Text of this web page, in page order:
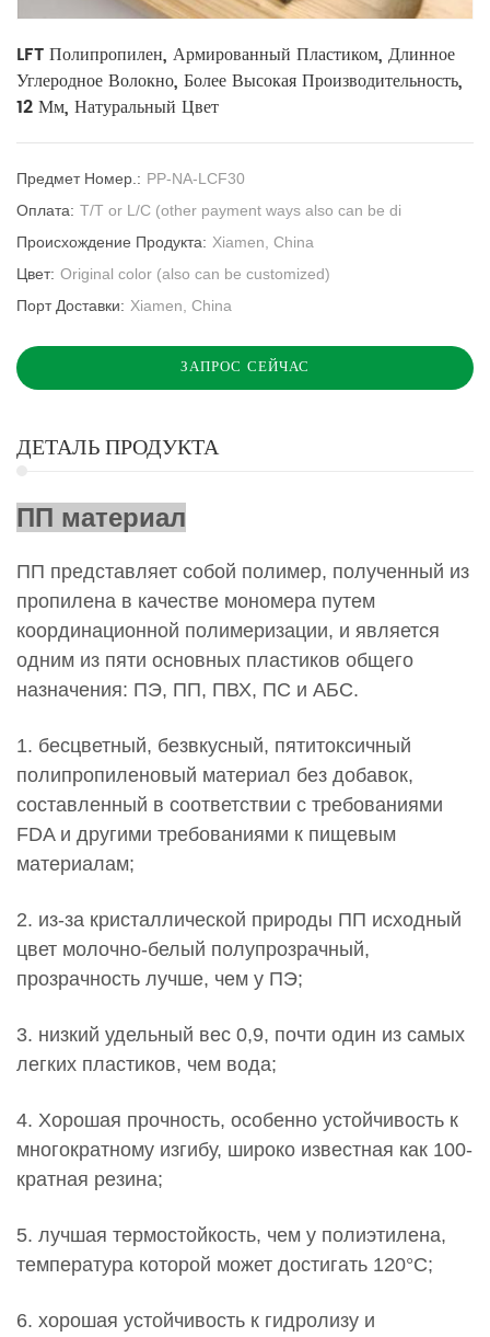
LFT Полипропилен, Армированный Пластиком, Длинное
Углеродное Волокно, Более Высокая Производительность,
12 Мм, Натуральный Цвет
Предмет Номер.: PP-NA-LCF30
Оплата: T/T or L/C (other payment ways also can be di
Происхождение Продукта: Xiamen, China
Цвет: Original color (also can be customized)
Порт Доставки: Xiamen, China
ЗАПРОС СЕЙЧАС
ДЕТАЛЬ ПРОДУКТА
ПП материал
ПП представляет собой полимер, полученный из
пропилена в качестве мономера путем
координационной полимеризации, и является
одним из пяти основных пластиков общего
назначения: ПЭ, ПП, ПВХ, ПС и АБС.
1. бесцветный, безвкусный, пятитоксичный
полипропиленовый материал без добавок,
составленный в соответствии с требованиями
FDA и другими требованиями к пищевым
материалам;
2. из-за кристаллической природы ПП исходный
цвет молочно-белый полупрозрачный,
прозрачность лучше, чем у ПЭ;
3. низкий удельный вес 0,9, почти один из самых
легких пластиков, чем вода;
4. Хорошая прочность, особенно устойчивость к
многократному изгибу, широко известная как 100-
кратная резина;
5. лучшая термостойкость, чем у полиэтилена,
температура которой может достигать 120°C;
6. хорошая устойчивость к гидролизу и